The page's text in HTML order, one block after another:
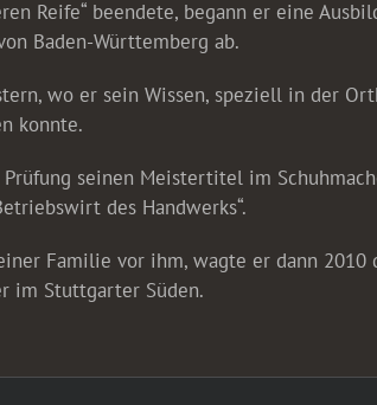
Reife“ beendete, begann er eine
Baden-Württemberg ab.
wo er sein Wissen, speziell in der
konnte.
seinen Meistertitel im
des Handwerks“.
Familie vor ihm, wagte er dann
im Stuttgarter Süden.